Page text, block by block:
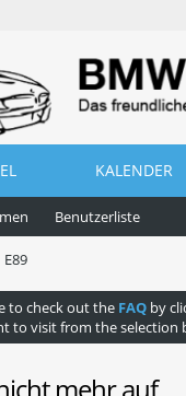
KALENDER
Benutzerliste
to check out the FAQ by
to visit from the selection